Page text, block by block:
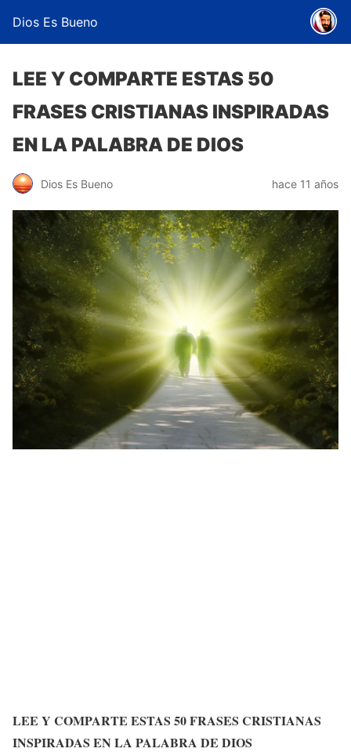
Dios Es Bueno
LEE Y COMPARTE ESTAS 50
FRASES CRISTIANAS INSPIRADAS
EN LA PALABRA DE DIOS
Dios Es Bueno hace 11 años
LEE Y COMPARTE ESTAS 50 FRASES CRISTIANAS
INSPIRADAS EN LA PALABRA DE DIOS